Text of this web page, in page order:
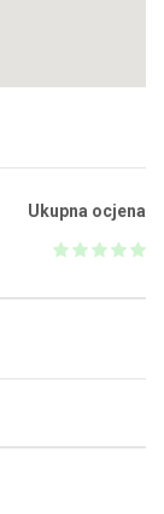
Ukupna ocjena